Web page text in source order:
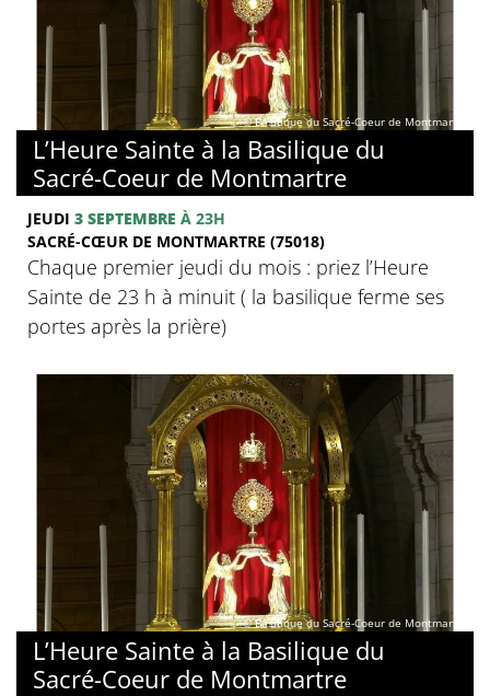
© Basilique du Sacré-Coeur de Montmartre
L’Heure Sainte à la Basilique du
Sacré-Coeur de Montmartre
JEUDI 3 SEPTEMBRE À 23H
SACRÉ-CŒUR DE MONTMARTRE (75018)
Chaque premier jeudi du mois : priez l’Heure
Sainte de 23 h à minuit ( la basilique ferme ses
portes après la prière)
© Basilique du Sacré-Coeur de Montmartre
L’Heure Sainte à la Basilique du
Sacré-Coeur de Montmartre